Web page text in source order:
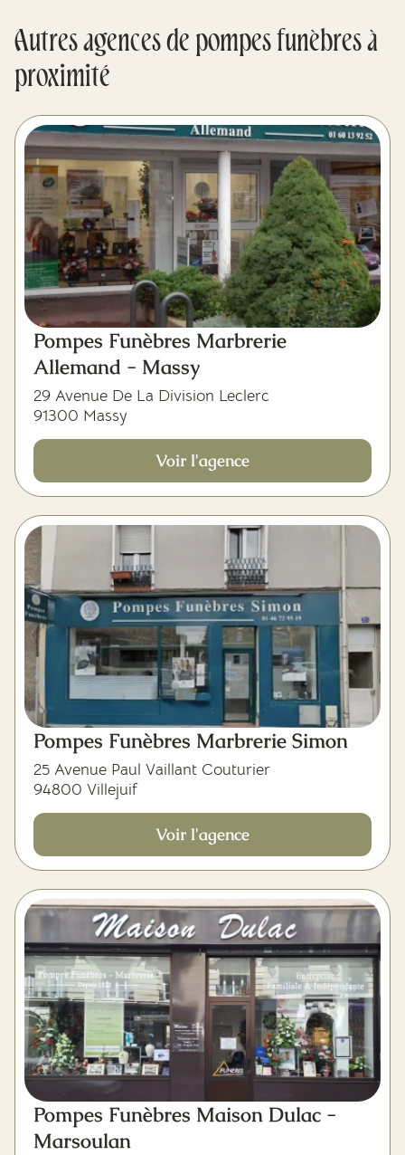
Autres agences de pompes funèbres à
proximité
Pompes Funèbres Marbrerie
Allemand - Massy
29 Avenue De La Division Leclerc
91300 Massy
Voir l'agence
Pompes Funèbres Marbrerie Simon
25 Avenue Paul Vaillant Couturier
94800 Villejuif
Voir l'agence
Pompes Funèbres Maison Dulac -
Marsoulan